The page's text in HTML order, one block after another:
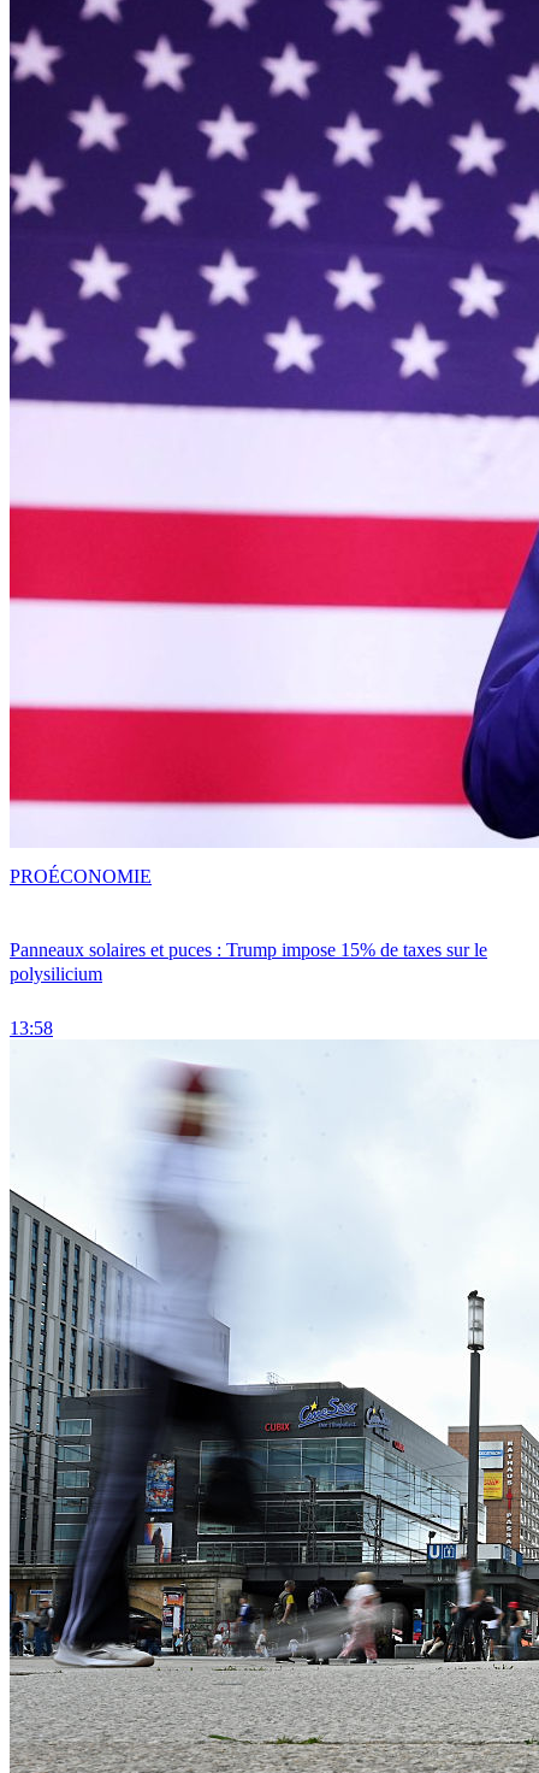
Panneaux solaires et puces : Trump impose 15% de taxes sur le
polysilicium
13:58
PROÉCONOMIE